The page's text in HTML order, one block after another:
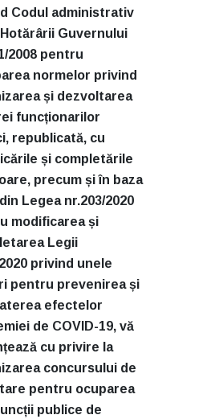
Codul administrativ
Guvernului
2008 pentru
normelor privind
și dezvoltarea
funcționarilor
republicată, cu
și completările
precum și în baza
Legea nr.203/2020
modificarea și
Legii
privind unele
pentru prevenirea și
efectelor
de COVID-19, vă
cu privire la
concursului de
pentru ocuparea
publice de